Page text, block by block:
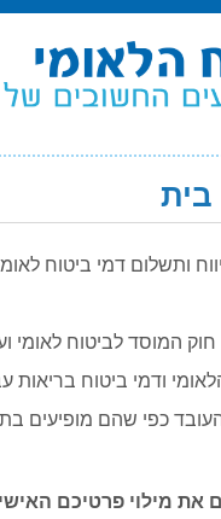
בית
ותשלום דמי ביטוח
המוסד לביטוח לאומי
ודמי ביטוח
כפי שהם מופיעים
מילוי פרטיכם